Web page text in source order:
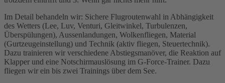
Im Detail behandeln wir: Sichere Flugroutenwahl in Abhängigkeit
des Wetters (Lee, Luv, Venturi, Gleitwinkel, Turbulenzen,
Überspülungen), Aussenlandungen, Wolkenfliegen, Material
(Gurtzeugeinstellung) und Technik (aktiv fliegen, Steuertechnik).
Dazu trainieren wir verschiedene Abstiegsmanöver, die Reaktion auf
Klapper und eine Notschirmauslösung im G-Force-Trainer. Dazu
fliegen wir ein bis zwei Trainings über dem See.